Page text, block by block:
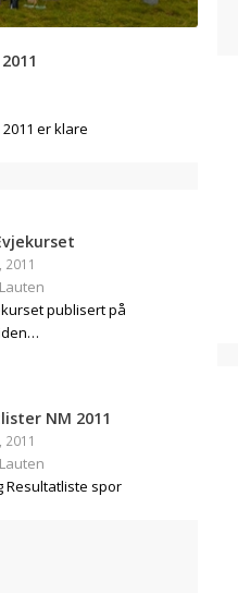
er klare
2011
publisert på
NM 2011
2011
Resultatliste spor